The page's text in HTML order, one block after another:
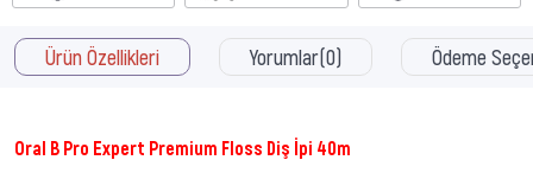
Ürün Özellikleri Yorumlar(0) Ödeme
Oral B Pro Expert Premium Floss Diş İpi 40m